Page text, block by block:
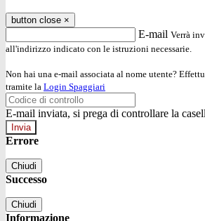
button close ×
E-mail Verrà
all'indirizzo indicato con le istruzioni necessarie.
Non hai una e-mail associata al nome utente?
tramite la Login Spaggiari
E-mail inviata, si prega di controllare la
Errore
Chiudi
Successo
Chiudi
Informazione